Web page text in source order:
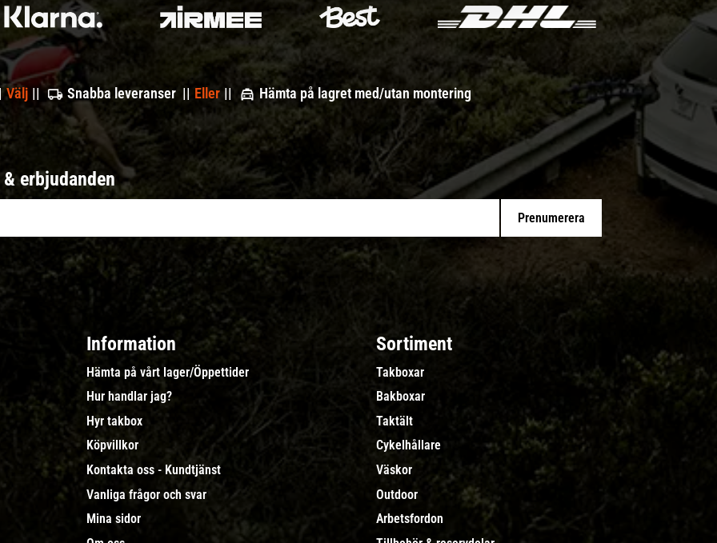
Välj Snabba leveranser || Eller Hämta på lagret med/utan montering
erbjudanden
Prenumerera
Information
Hämta på vårt lager/Öppettider
Hur handlar jag?
Hyr takbox
Köpvillkor
Kontakta oss - Kundtjänst
Vanliga frågor och svar
Mina sidor
Sortiment
Takboxar
Bakboxar
Taktält
Cykelhållare
Väskor
Outdoor
Arbetsfordon